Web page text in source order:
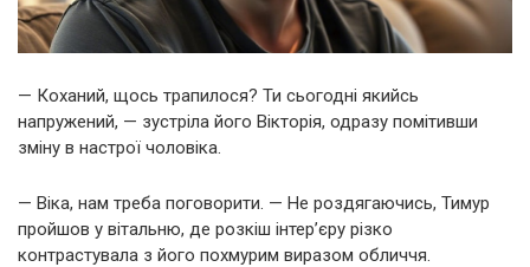
— Коханий, щось трапилося? Ти сьогодні якийсь
напружений, — зустріла його Вікторія, одразу помітивши
зміну в настрої чоловіка.
— Віка, нам треба поговорити. — Не роздягаючись, Тимур
пройшов у вітальню, де розкіш інтер’єру різко
контрастувала з його похмурим виразом обличчя.